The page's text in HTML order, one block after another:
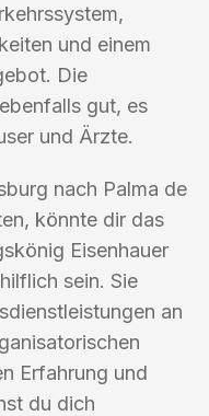
und einem
Die
gut, es
und Ärzte.
nach Palma de
könnte dir das
Eisenhauer
sein. Sie
an
Erfahrung und
du dich